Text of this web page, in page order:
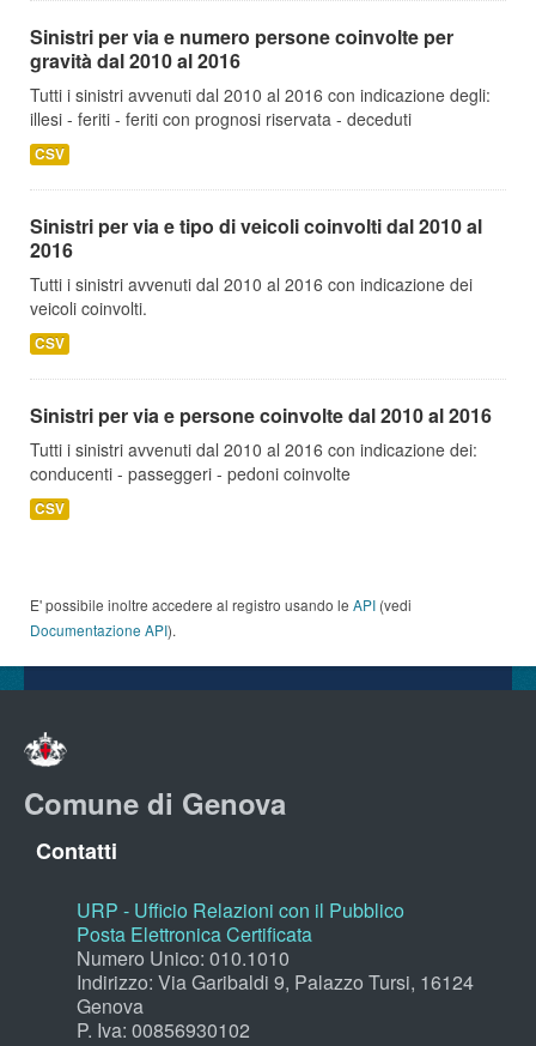
Sinistri per via e numero persone coinvolte per
gravità dal 2010 al 2016
Tutti i sinistri avvenuti dal 2010 al 2016 con indicazione degli:
illesi - feriti - feriti con prognosi riservata - deceduti
CSV
Sinistri per via e tipo di veicoli coinvolti dal 2010 al
2016
Tutti i sinistri avvenuti dal 2010 al 2016 con indicazione dei
veicoli coinvolti.
CSV
Sinistri per via e persone coinvolte dal 2010 al 2016
Tutti i sinistri avvenuti dal 2010 al 2016 con indicazione dei:
conducenti - passeggeri - pedoni coinvolte
CSV
E' possibile inoltre accedere al registro usando le API (vedi
Documentazione API).
Comune di Genova
Contatti
URP - Ufficio Relazioni con il Pubblico
Posta Elettronica Certificata
Numero Unico: 010.1010
Indirizzo: Via Garibaldi 9, Palazzo Tursi, 16124
Genova
P. Iva: 00856930102